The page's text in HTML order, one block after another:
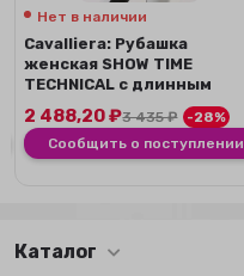
Нет в наличии
Сavalliera: Рубашка
женская SHOW TIME
TECHNICAL с длинным
рукавом, белый/сини...
2 488,20₽3 435₽
-28%
Сообщить о поступлении
Каталог